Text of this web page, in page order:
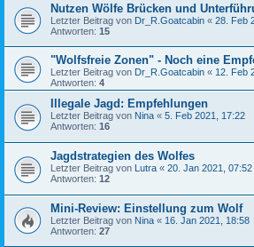
Nutzen Wölfe Brücken und
Letzter Beitrag von Dr_R.Goatcabin « 28. Feb
Antworten: 15
"Wolfsfreie Zonen" - Noch eine
Letzter Beitrag von Dr_R.Goatcabin « 12. Feb
Antworten: 4
Illegale Jagd: Empfehlungen
Letzter Beitrag von Nina « 5. Feb 2021, 17:22
Antworten: 16
Jagdstrategien des Wolfes
Letzter Beitrag von Lutra « 20. Jan 2021, 07:52
Antworten: 12
Mini-Review: Einstellung zum Wolf
Letzter Beitrag von Nina « 16. Jan 2021, 18:58
Antworten: 27